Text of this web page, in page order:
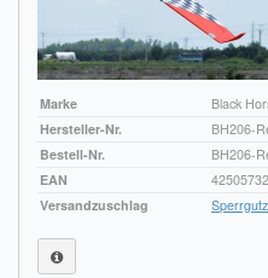
Marke
Black
Hersteller-Nr.
BH206-
Bestell-Nr.
BH206-
EAN
Versandzuschlag